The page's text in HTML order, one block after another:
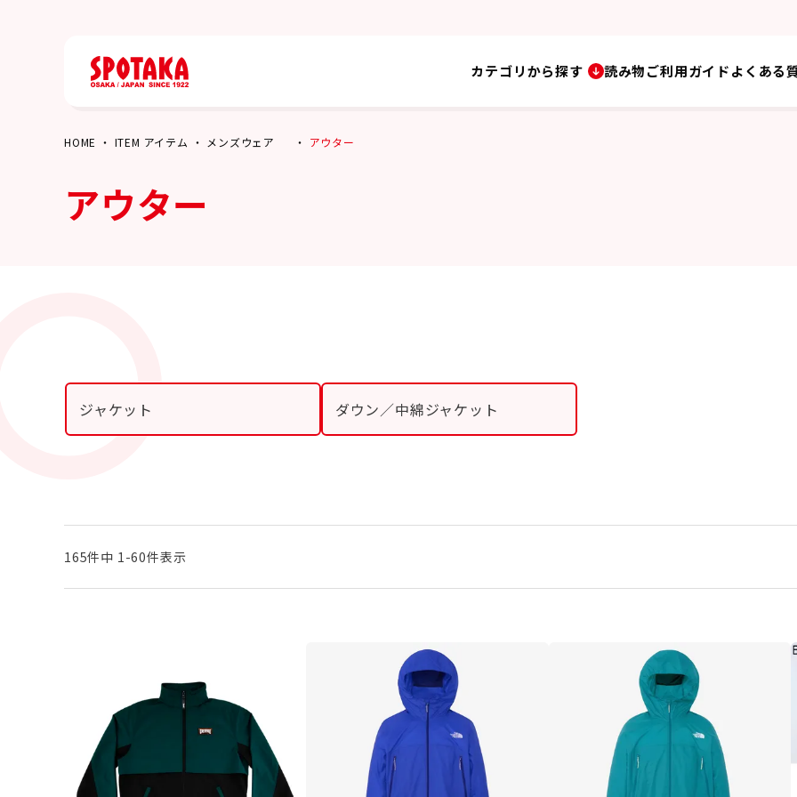
カテゴリから探す 読み物ご利用ガイドよくある
HOME ITEM アイテム メンズウェア アウター
アウター
ジャケット ダウン／中綿ジャケット
165件中 1 -60件表示